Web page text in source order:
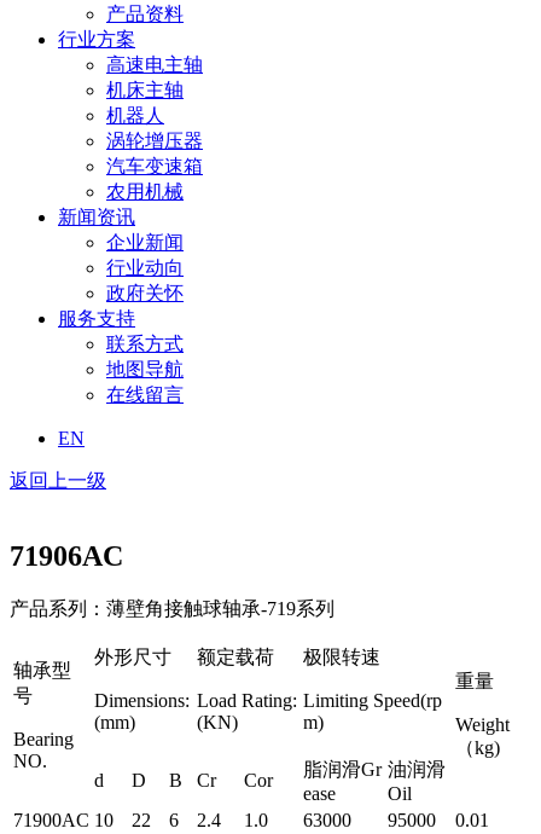
产品资料
行业方案
高速电主轴
机床主轴
机器人
涡轮增压器
汽车变速箱
农用机械
新闻资讯
企业新闻
行业动向
政府关怀
服务支持
联系方式
地图导航
在线留言
EN
返回上一级
71906AC
产品系列：薄壁角接触球轴承-719系列
轴承型
号
Bearing
NO.
外形尺寸
Dimensions:
(mm)
额定载荷
Load Rating:
(KN)
极限转速
Limiting Speed(rp
m)
重量
Weight
（kg)
d
D B Cr Cor
脂润滑Gr
ease
油润滑
Oil
71900AC 10 22 6 2.4 1.0 63000 95000
0.01